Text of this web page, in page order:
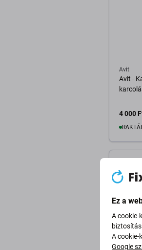
Avit
Avit -
4 000
Ez a
A cookie-
A cookie-
Google